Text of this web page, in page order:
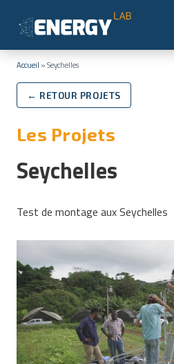
Accueil »Seychelles
← RETOUR PROJETS
Les Projets
Seychelles
Test de montage aux Seychelles